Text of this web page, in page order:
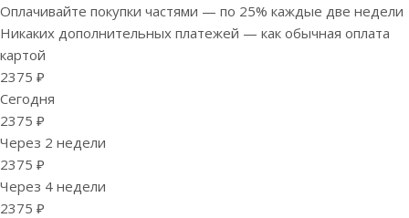
Оплачивайте покупки частями — по 25% каждые две недели
Никаких дополнительных платежей — как обычная оплата
картой
2375 ₽
Сегодня
2375 ₽
Через 2 недели
2375 ₽
Через 4 недели
2375 ₽